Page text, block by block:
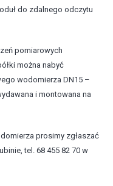
do zdalnego odczytu
pomiarowych
można nabyć
wodomierza DN15 –
i montowana na
prosimy zgłaszać
tel. 68 455 82 70 w